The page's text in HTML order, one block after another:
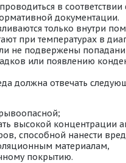
в соответствии
документации.
только внутри
при температурах в
не подвержены
или появлению
должна отвечать
высокой концентрации
способной нанести
материалам,
покрытию.